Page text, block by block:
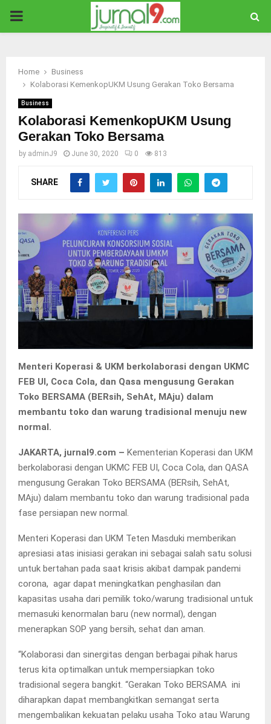
PRIMARY
Home
Business
Kolaborasi KemenkopUKM Usung Gerakan Toko Bersama
Business
Kolaborasi KemenkopUKM Usung
Gerakan Toko Bersama
by adminJ9 June 30, 2020 0 813
SHARE
Menteri Koperasi & UKM berkolaborasi dengan UKMC
FEB UI, Coca Cola, dan Qasa mengusung Gerakan
Toko BERSAMA (BERsih, SehAt, MAju) dalam
membantu toko dan warung tradisional menuju new
normal.
JAKARTA, jurnal9.com – Kementerian Koperasi dan UKM
berkolaborasi dengan UKMC FEB UI, Coca Cola, dan QASA
mengusung Gerakan Toko BERSAMA (BERsih, SehAt,
MAju) dalam membantu toko dan warung tradisional pada
fase persiapan new normal.
Menteri Koperasi dan UKM Teten Masduki memberikan
apresiasi atas inisiasi gerakan ini sebagai salah satu solusi
untuk bertahan pada saat krisis akibat dampak pandemi
corona, agar dapat meningkatkan penghasilan dan
kapasitas usaha dari pemilik toko/warung tradisional untuk
memasuki kenormalan baru (new normal), dengan
menerapkan SOP yang bersih, sehat dan aman.
“Kolaborasi dan sinergitas dengan berbagai pihak harus
terus kita optimalkan untuk mempersiapkan toko
tradisional segera bangkit. “Gerakan Toko BERSAMA ini
diharapkan dapat membangkitkan semangat serta
mengembalikan kekuatan pelaku usaha Toko atau Warung